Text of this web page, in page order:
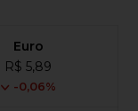
Euro
R$ 5,89
-0,06%